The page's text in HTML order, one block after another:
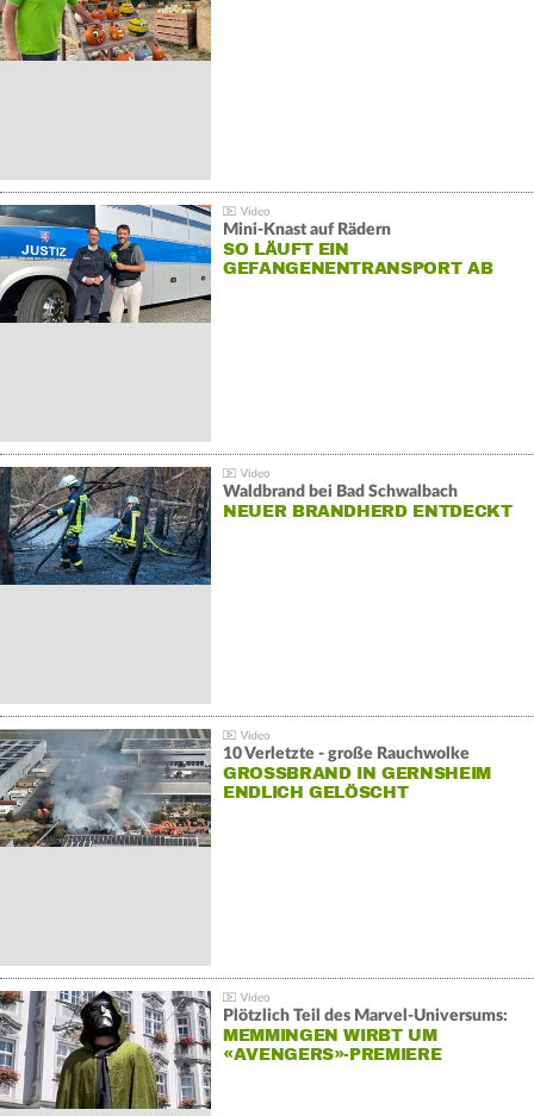
Mini-Knast auf Rädern
SO LÄUFT EIN
GEFANGENENTRANSPORT AB
Waldbrand bei Bad Schwalbach
NEUER BRANDHERD ENTDECKT
10 Verletzte - große Rauchwolke
GROSSBRAND IN GERNSHEIM E
NDLICH GELÖSCHT
Plötzlich Teil des Marvel-Universums:
MEMMINGEN WIRBT UM
«AVENGERS»-PREMIERE